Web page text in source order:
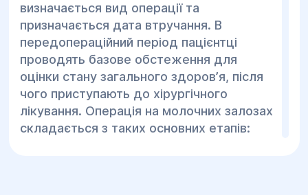
визначається вид операції та
призначається дата втручання. В
передопераційний період пацієнтці
проводять базове обстеження для
оцінки стану загального здоровʼя, після
чого приступають до хірургічного
лікування. Операція на молочних залозах
складається з таких основних етапів: